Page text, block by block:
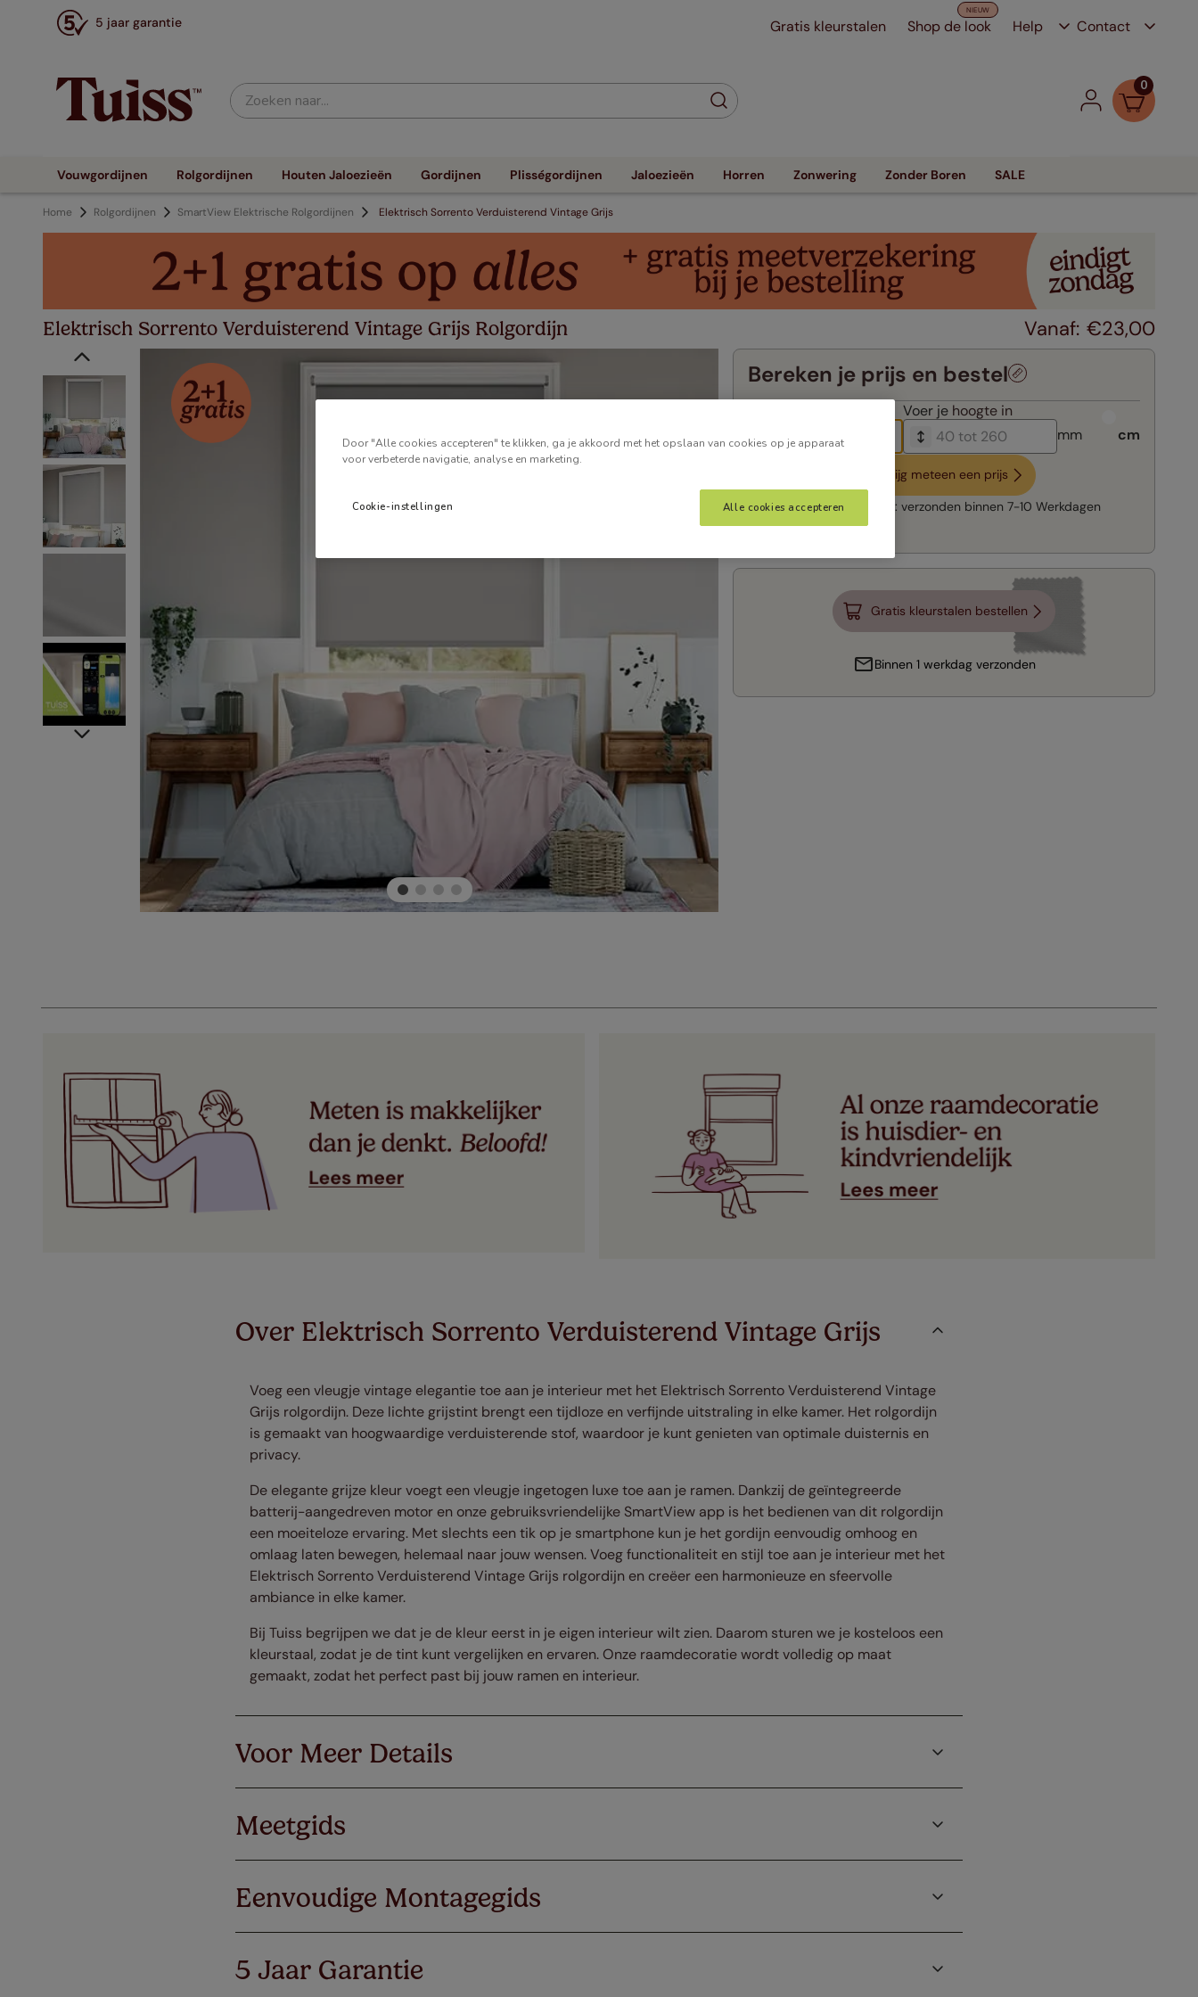
5 jaar garantie Gratis kleurstalen Shop de look Help Contact
Zoeken naar... 0
Vouwgordijnen Rolgordijnen Houten Jaloezieën Gordijnen Plisségordijnen Jaloezieën Horren Zonwering Zonder Boren SALE
Home Rolgordijnen SmartView Elektrische Rolgordijnen Elektrisch Sorrento Verduisterend Vintage Grijs
Elektrisch Sorrento Verduisterend Vintage Grijs Rolgordijn €23,00
Bereken je prijs en bestel
Voer je hoogte in
mm
cm
Krijg meteen een prijs
Snelle levering: verzonden binnen 7-10 Werkdagen
Gratis kleurstalen bestellen
Binnen 1 werkdag verzonden
Over Elektrisch Sorrento Verduisterend Vintage Grijs
Voeg een vleugje vintage elegantie toe aan je interieur met het Elektrisch Sorrento Verduisterend Vintage
Grijs rolgordijn. Deze lichte grijstint brengt een tijdloze en verfijnde uitstraling in elke kamer. Het rolgordijn
is gemaakt van hoogwaardige verduisterende stof, waardoor je kunt genieten van optimale duisternis en
privacy.
De elegante grijze kleur voegt een vleugje ingetogen luxe toe aan je ramen. Dankzij de geïntegreerde
batterij-aangedreven motor en onze gebruiksvriendelijke SmartView app is het bedienen van dit rolgordijn
een moeiteloze ervaring. Met slechts een tik op je smartphone kun je het gordijn eenvoudig omhoog en
omlaag laten bewegen, helemaal naar jouw wensen. Voeg functionaliteit en stijl toe aan je interieur met het
Elektrisch Sorrento Verduisterend Vintage Grijs rolgordijn en creëer een harmonieuze en sfeervolle
ambiance in elke kamer.
Bij Tuiss begrijpen we dat je de kleur eerst in je eigen interieur wilt zien. Daarom sturen we je kosteloos een
kleurstaal, zodat je de tint kunt vergelijken en ervaren. Onze raamdecoratie wordt volledig op maat
gemaakt, zodat het perfect past bij jouw ramen en interieur.
Voor Meer Details
Meetgids
Eenvoudige Montagegids
5 Jaar Garantie
Door "Alle cookies accepteren" te klikken, ga je akkoord met het opslaan van cookies op je apparaat
voor verbeterde navigatie, analyse en marketing.
Cookie-instellingen Alle cookies accepteren